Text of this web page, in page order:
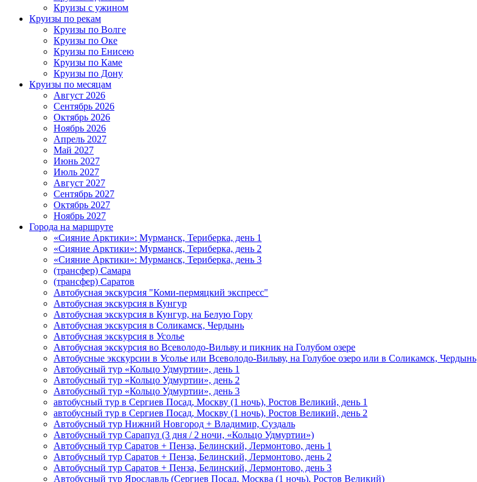
Круизы с ужином
Круизы по рекам
Круизы по Волге
Круизы по Оке
Круизы по Енисею
Круизы по Каме
Круизы по Дону
Круизы по месяцам
Август 2026
Сентябрь 2026
Октябрь 2026
Ноябрь 2026
Апрель 2027
Май 2027
Июнь 2027
Июль 2027
Август 2027
Сентябрь 2027
Октябрь 2027
Ноябрь 2027
Города на маршруте
«Сияние Арктики»: Мурманск, Териберка, день 1
«Сияние Арктики»: Мурманск, Териберка, день 2
«Сияние Арктики»: Мурманск, Териберка, день 3
(трансфер) Самара
(трансфер) Саратов
Автобусная экскурсия "Коми-пермяцкий экспресс"
Автобусная экскурсия в Кунгур
Автобусная экскурсия в Кунгур, на Белую Гору
Автобусная экскурсия в Соликамск, Чердынь
Автобусная экскурсия в Усолье
Автобусная экскурсия во Всеволодо-Вильву и пикник на Голубом озере
Автобусные экскурсии в Усолье или Всеволодо-Вильву, на Голубое озеро или в Соликамск, Чердынь
Автобусный тур «Кольцо Удмуртии», день 1
Автобусный тур «Кольцо Удмуртии», день 2
Автобусный тур «Кольцо Удмуртии», день 3
автобусный тур в Сергиев Посад, Москву (1 ночь), Ростов Великий, день 1
автобусный тур в Сергиев Посад, Москву (1 ночь), Ростов Великий, день 2
Автобусный тур Нижний Новгород + Владимир, Суздаль
Автобусный тур Сарапул (3 дня / 2 ночи, «Кольцо Удмуртии»)
Автобусный тур Саратов + Пенза, Белинский, Лермонтово, день 1
Автобусный тур Саратов + Пенза, Белинский, Лермонтово, день 2
Автобусный тур Саратов + Пенза, Белинский, Лермонтово, день 3
Автобусный тур Ярославль (Сергиев Посад, Москва (1 ночь), Ростов Великий)